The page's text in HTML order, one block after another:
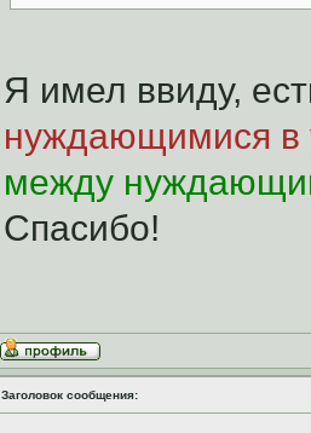
Я имел ввиду,
нуждающимися в
между
Спасибо!
Заголовок сообщения: